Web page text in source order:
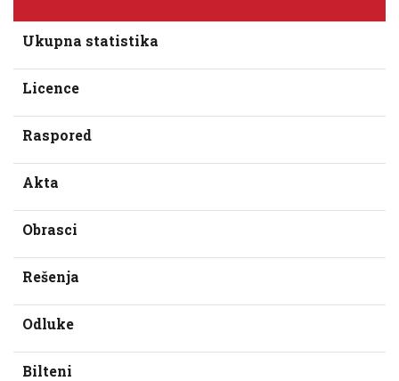
Ukupna statistika
Licence
Raspored
Akta
Obrasci
Rešenja
Odluke
Bilteni